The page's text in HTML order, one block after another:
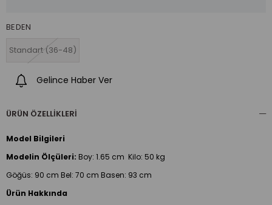
BEDEN
Standart (36-48)
Gelince Haber Ver
ÜRÜN ÖZELLIKLERI
Model Bilgileri
Modelin Ölçüleri: Boy: 1.65 cm Kilo: 50 kg
Göğüs: 90 cm Bel: 70 cm Basen: 93 cm
Ürün Hakkında